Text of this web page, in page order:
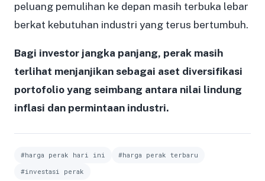
peluang pemulihan ke depan masih terbuka lebar
berkat kebutuhan industri yang terus bertumbuh.
Bagi investor jangka panjang, perak masih
terlihat menjanjikan sebagai aset diversifikasi
portofolio yang seimbang antara nilai lindung
inflasi dan permintaan industri.
#harga perak hari ini
#harga perak terbaru
#investasi perak